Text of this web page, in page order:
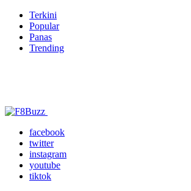
Terkini
Popular
Panas
Trending
facebook
twitter
instagram
youtube
tiktok